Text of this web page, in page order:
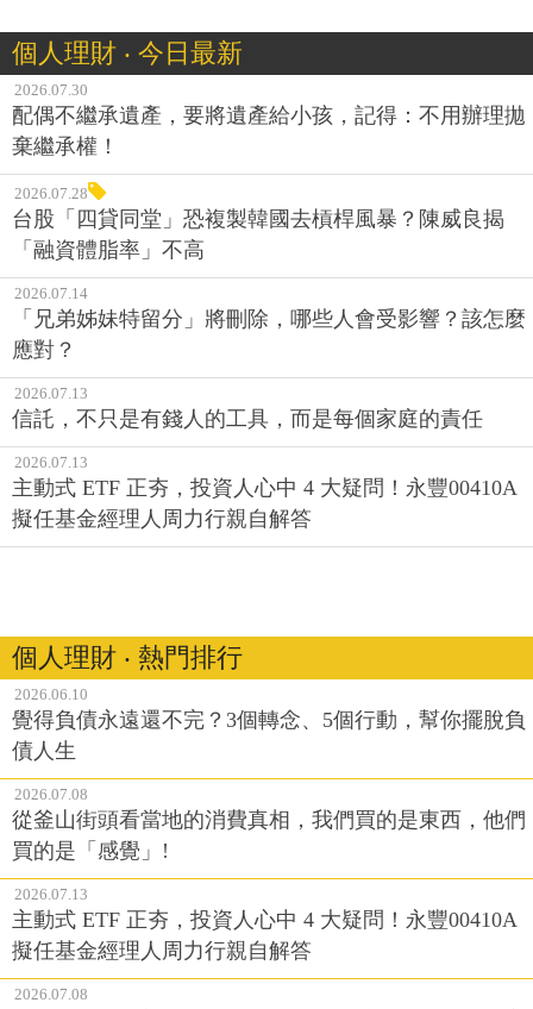
個人理財 ‧ 今日最新
2026.07.30
配偶不繼承遺產，要將遺產給小孩，記得：不用辦理拋
棄繼承權！
2026.07.28
台股「四貸同堂」恐複製韓國去槓桿風暴？陳威良揭
「融資體脂率」不高
2026.07.14
「兄弟姊妹特留分」將刪除，哪些人會受影響？該怎麼
應對？
2026.07.13
信託，不只是有錢人的工具，而是每個家庭的責任
2026.07.13
主動式 ETF 正夯，投資人心中 4 大疑問！永豐00410A
擬任基金經理人周力行親自解答
個人理財 ‧ 熱門排行
2026.06.10
覺得負債永遠還不完？3個轉念、5個行動，幫你擺脫負
債人生
2026.07.08
從釜山街頭看當地的消費真相，我們買的是東西，他們
買的是「感覺」!
2026.07.13
主動式 ETF 正夯，投資人心中 4 大疑問！永豐00410A
擬任基金經理人周力行親自解答
2026.07.08